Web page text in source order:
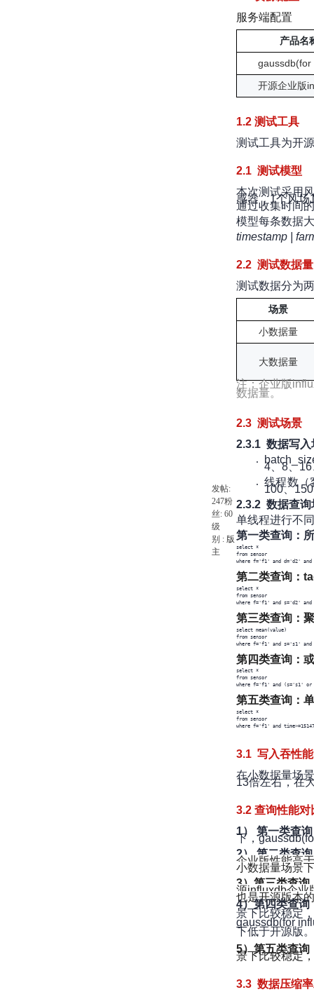
发帖:
247粉
丝: 60
级
别 : 版
主
服务端配置
产品名
gaussdb(for
开源企业版
1.2 测试工具
测试工具为开
2.1 测试模型
本次测试采用
感器，1个风场
通过收集时间
模型每条数据
timestamp |
2.2 测试数据量
测试数据分为
场景
小数据量
大数据量
注：企业版
数据量。
2.3 测试场景
2.3.1 数据写入
4、8、
线程数（
100、
2.3.2 数据查询
单线程进行不
第一类查询：
select *
from sensor
where f='f1' and d='d2' and
第二类查询：
select *
from sensor
where f='f1' and s='d2' and
第三类查询：
select mean(value)
from sensor
where f='f1' and s='s1' and
第四类查询：
select *
from sensor
where f='f1' and (s='s1' or
第五类查询：
select *
from sensor
where f='f1' and
3.1 写入吞性
在小数据量场
13倍左右，在
3.2 查询性能对
1） 第一类查
下，
2） 第二类查
企业版性能高
小数据量场景
3）第三类查询
源influxdb企业
也是开源版本
4）第四类查询
景下比较稳定
gaussdb(for
下低于开源版。
5）第五类查询
景下比较稳定
3.3 数据压缩